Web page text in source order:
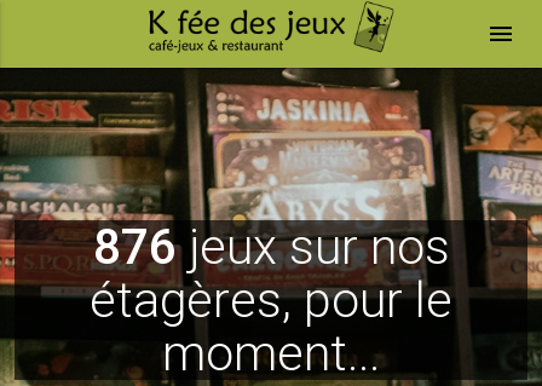
menu
876jeux sur nos
étagères, pour le
moment...